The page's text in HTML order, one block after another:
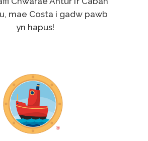
mae Costa i gadw pawb
yn hapus!